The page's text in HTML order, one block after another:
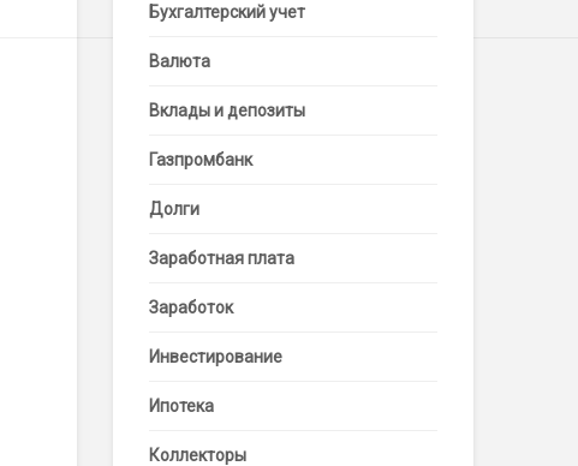
Бухгалтерский учет
Валюта
Вклады и депозиты
Газпромбанк
Долги
Заработная плата
Заработок
Инвестирование
Ипотека
Коллекторы